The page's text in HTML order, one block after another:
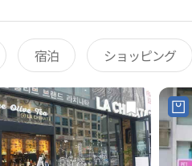
宿泊 ショッピング